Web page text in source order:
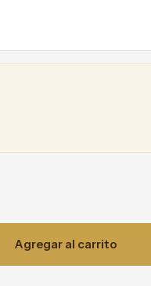
Agregar al carrito